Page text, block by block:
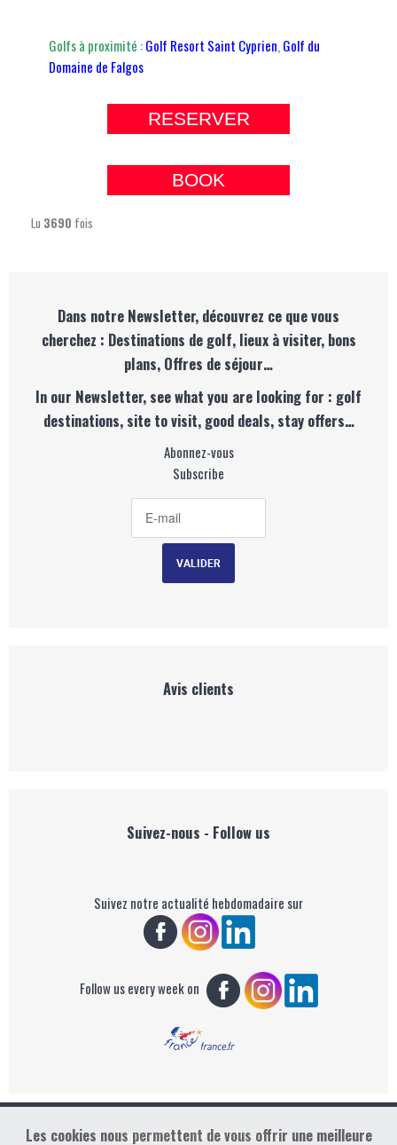
Golfs à proximité :Golf Resort Saint Cyprien,Golf du
Domaine de Falgos
RESERVER
BOOK
Lu 3690 fois
Dans notre Newsletter, découvrez ce que vous
cherchez : Destinations de golf, lieux à visiter, bons
plans, Offres de séjour…
In our Newsletter, see what you are looking for : golf
destinations, site to visit, good deals, stay offers…
Abonnez-vous
Subscribe
Avis clients
Suivez-nous - Follow us
Suivez notre actualité hebdomadaire sur
Follow us every week on
Copyright : Golf Rendez-vous
Les cookies nous permettent de vous offrir une meilleure